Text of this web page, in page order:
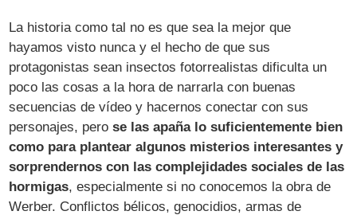
La historia como tal no es que sea la mejor que
hayamos visto nunca y el hecho de que sus
protagonistas sean insectos fotorrealistas dificulta un
poco las cosas a la hora de narrarla con buenas
secuencias de vídeo y hacernos conectar con sus
personajes, perose las apaña lo suficientemente bien
como para plantear algunos misterios interesantes y
sorprendernos con las complejidades sociales de las
hormigas, especialmente si no conocemos la obra de
Werber. Conflictos bélicos, genocidios, armas de